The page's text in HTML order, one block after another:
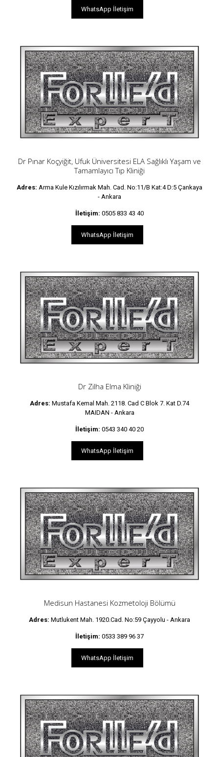
WhatsApp İletişim
Dr Pınar Koçyiğit, Ufuk Üniversitesi ELA Sağlıklı Yaşam ve
Tamamlayıcı Tıp Kliniği
Adres: Arma Kule Kızılırmak Mah. Cad. No:11/B Kat:4 D:5 Çankaya
- Ankara
İletişim: 0505 833 43 40
WhatsApp İletişim
Dr Zilha Elma Kliniği
Adres: Mustafa Kemal Mah. 2118. Cad C Blok 7. Kat D.74
MAIDAN - Ankara
İletişim: 0543 340 40 20
WhatsApp İletişim
Medisun Hastanesi Kozmetoloji Bölümü
Adres: Mutlukent Mah. 1920.Cad. No:59 Çayyolu - Ankara
İletişim: 0533 389 96 37
WhatsApp İletişim